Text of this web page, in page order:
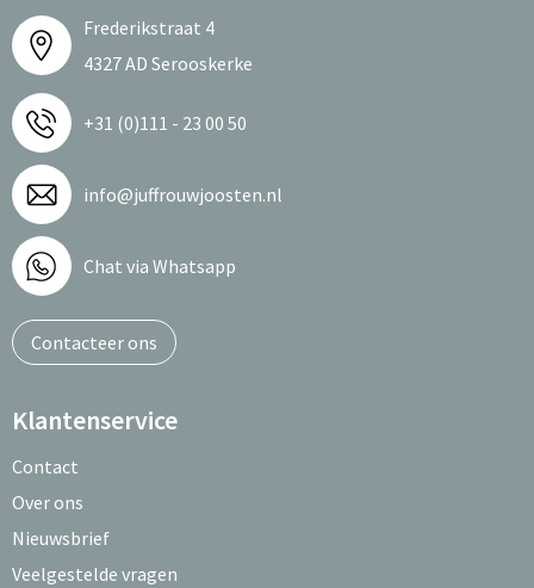
Frederikstraat 4
4327 AD Serooskerke
+31 (0)111 - 23 00 50
info@juffrouwjoosten.nl
Chat via Whatsapp
Contacteer ons
Klantenservice
Contact
Over ons
Nieuwsbrief
Veelgestelde vragen